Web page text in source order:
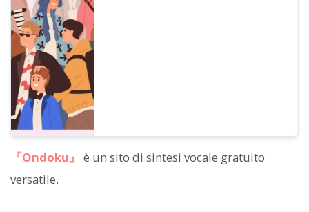
『Ondoku』 è un sito di sintesi vocale gratuito
versatile.